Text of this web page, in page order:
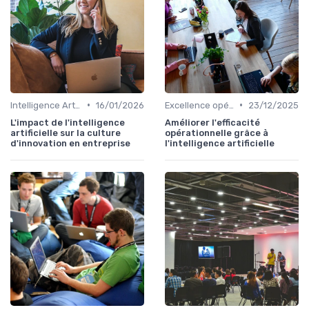
• 16/01/2026
L'impact de l'intelligence
artificielle sur la culture
d'innovation en entreprise
•
23/12/2025
Améliorer l'efficacité
opérationnelle grâce à
l'intelligence artificielle